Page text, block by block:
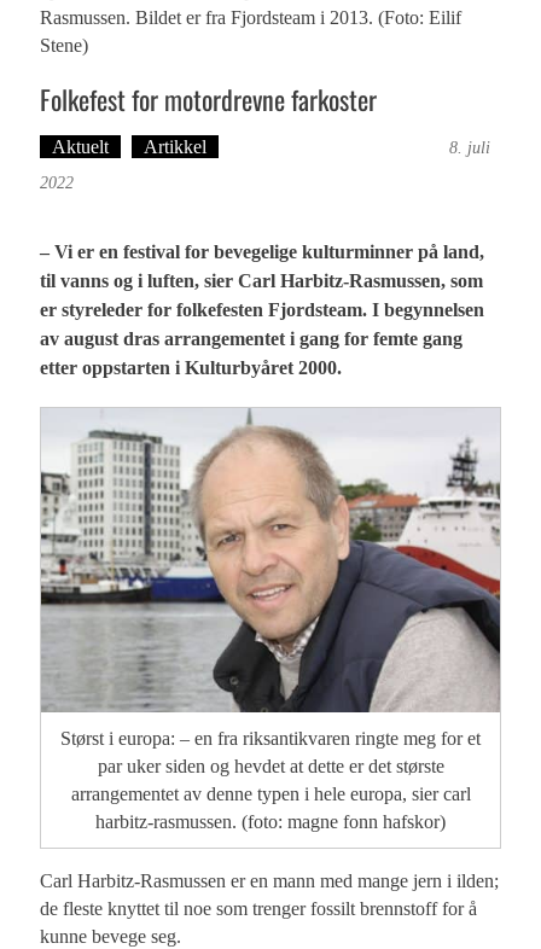
Rasmussen. Bildet er fra Fjordsteam i 2013. (Foto: Eilif
Stene)
Folkefest for motordrevne farkoster
Aktuelt Artikkel
8. juli
2022
– Vi er en festival for bevegelige kulturminner på land,
til vanns og i luften, sier Carl Harbitz-Rasmussen, som
er styreleder for folkefesten Fjordsteam. I begynnelsen
av august dras arrangementet i gang for femte gang
etter oppstarten i Kulturbyåret 2000.
Størst i europa: – en fra riksantikvaren ringte meg for et
par uker siden og hevdet at dette er det største
arrangementet av denne typen i hele europa, sier carl
harbitz-rasmussen. (foto: magne fonn hafskor)
Carl Harbitz-Rasmussen er en mann med mange jern i ilden;
de fleste knyttet til noe som trenger fossilt brennstoff for å
kunne bevege seg.